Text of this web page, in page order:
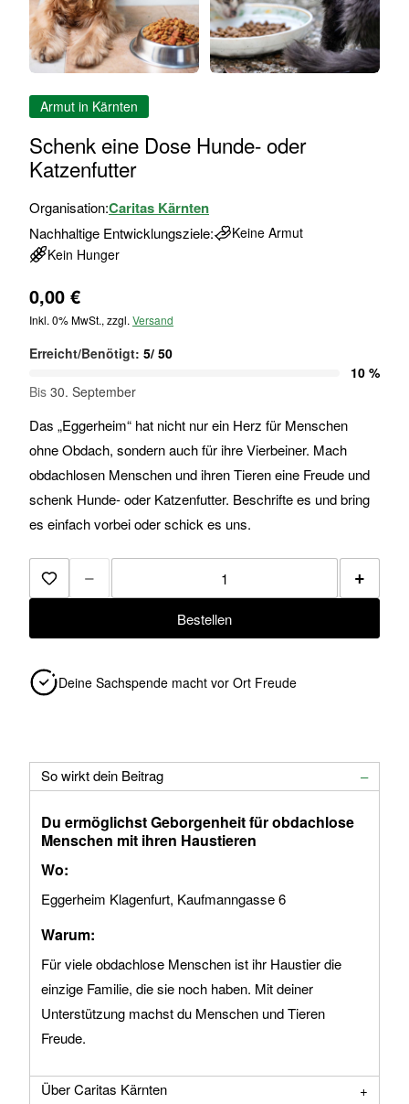
Anfang
der
Bildgalerie
springen
Armut in Kärnten
Schenk eine Dose Hunde- oder
Katzenfutter
Organisation:Caritas Kärnten
Nachhaltige Entwicklungsziele:
Keine Armut
Kein Hunger
0,00 €
Inkl. 0% MwSt., zzgl. Versand
Erreicht/Benötigt: 5/ 50
10 %
Bis 30. September
Das „Eggerheim“ hat nicht nur ein Herz für Menschen
ohne Obdach, sondern auch für ihre Vierbeiner. Mach
obdachlosen Menschen und ihren Tieren eine Freude und
schenk Hunde- oder Katzenfutter. Beschrifte es und bring
es einfach vorbei oder schick es uns.
Zur Merkliste hinzufügen
− +
Bestellen
Deine Sachspende macht vor Ort Freude
So wirkt dein Beitrag
Du ermöglichst Geborgenheit für obdachlose
Menschen mit ihren Haustieren
Wo:
Eggerheim Klagenfurt, Kaufmanngasse 6
Warum:
Für viele obdachlose Menschen ist ihr Haustier die
einzige Familie, die sie noch haben. Mit deiner
Unterstützung machst du Menschen und Tieren
Freude.
Über Caritas Kärnten